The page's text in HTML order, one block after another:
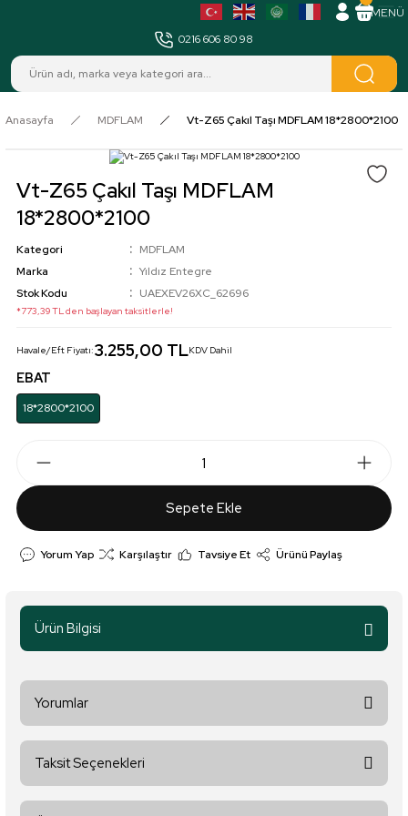
0216 606 80 98
Anasayfa MDFLAM Vt-Z65 Çakıl Taşı MDFLAM 18*2800*2100
Vt-Z65 Çakıl Taşı MDFLAM
18*2800*2100
Kategori
MDFLAM
Marka
Yıldız Entegre
Stok Kodu
UAEXEV26XC_62696
*773,39 TL den başlayan taksitlerle!
Havale/Eft Fiyatı:3.255,00 TLKDV Dahil
EBAT
18*2800*2100
Sepete Ekle
Yorum Yap Karşılaştır Tavsiye Et Ürünü Paylaş
Ürün Bilgisi
Yorumlar
Taksit Seçenekleri